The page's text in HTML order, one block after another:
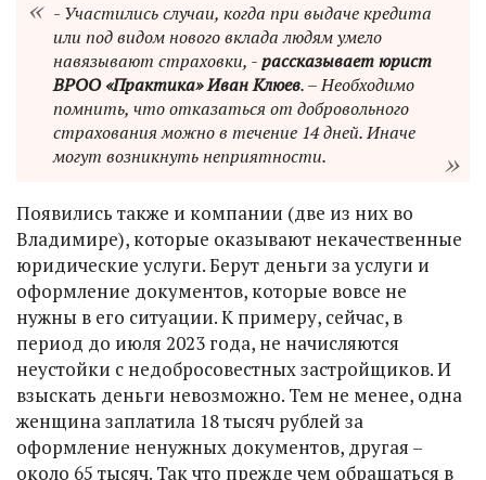
- Участились случаи, когда при выдаче кредита
или под видом нового вклада людям умело
навязывают страховки, -рассказывает юрист
ВРОО «Практика» Иван Клюев. – Необходимо
помнить, что отказаться от добровольного
страхования можно в течение 14 дней. Иначе
могут возникнуть неприятности.
Появились также и компании (две из них во
Владимире), которые оказывают некачественные
юридические услуги. Берут деньги за услуги и
оформление документов, которые вовсе не
нужны в его ситуации. К примеру, сейчас, в
период до июля 2023 года, не начисляются
неустойки с недобросовестных застройщиков. И
взыскать деньги невозможно. Тем не менее, одна
женщина заплатила 18 тысяч рублей за
оформление ненужных документов, другая –
около 65 тысяч. Так что прежде чем обращаться в